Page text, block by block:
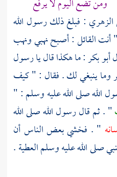
تضع اليوم لا يرفع
الزهري : فبلغ ذلك رسول الله
أنت القائل : أصبح نهبي ونهب
أبو بكر: ما هكذا قال يا رسول
وما ينبغي لك . فقال : " كيف
الله صلى الله عليه وسلم : "
" . ثم قال رسول الله صلى الله
" . فخشي بعض الناس أن
صلى الله عليه وسلم العطية .